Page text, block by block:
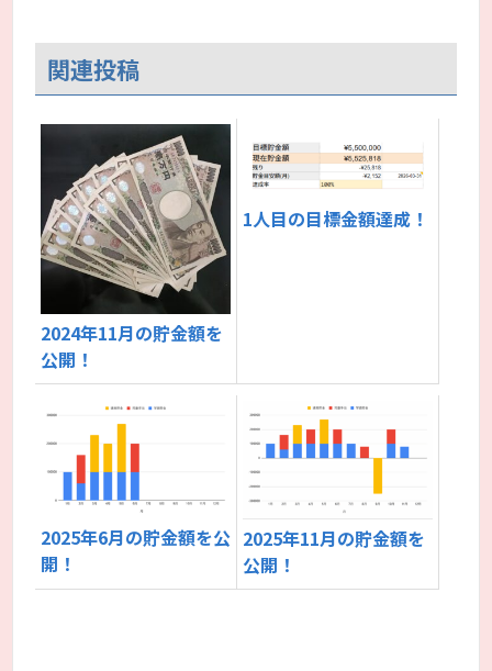
関連投稿
2024年11月の貯金額を
公開！
1人目の目標金額達成！
2025年6月の貯金額を公
開！
2025年11月の貯金額を
公開！